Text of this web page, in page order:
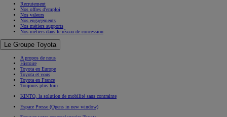
Recrutement
Nos offres d'emploi
Nos valeurs
Nos engagements
Nos métiers supports
Nos métiers dans le réseau de concession
Le Groupe Toyota
A propos de nous
Histoire
Toyota en Europe
Toyota et vous
Toyota en France
Toujours plus loin
KINTO, la solution de mobilité sans contrainte
Espace Presse (Opens in new window)